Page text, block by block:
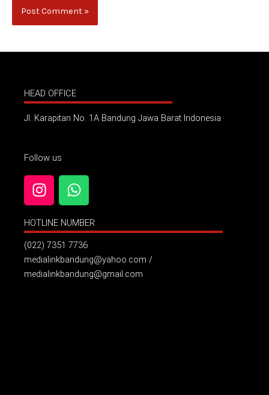
HEAD OFFICE
Jl. Karapitan No. 1A Bandung Jawa Barat Indonesia
Follow us
I
n
t
a
g
r
W
h
t
s
a
p
HOTLINE NUMBER
(022) 7351 7736
medialinkbandung@yahoo.com /
medialinkbandung@gmail.com